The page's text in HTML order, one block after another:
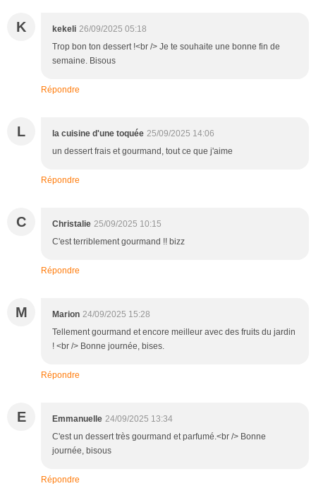
K kekeli 26/09/2025 05:18
Trop bon ton dessert !<br /> Je te souhaite une bonne fin de
semaine. Bisous
Répondre
L la cuisine d'une toquée 25/09/2025 14:06
un dessert frais et gourmand, tout ce que j'aime
Répondre
C Christalie 25/09/2025 10:15
C'est terriblement gourmand !! bizz
Répondre
M Marion 24/09/2025 15:28
Tellement gourmand et encore meilleur avec des fruits du jardin
! <br /> Bonne journée, bises.
Répondre
E Emmanuelle 24/09/2025 13:34
C'est un dessert très gourmand et parfumé.<br /> Bonne
journée, bisous
Répondre